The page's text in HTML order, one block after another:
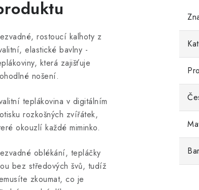
rostoucí kalhoty z
elastické bavlny -
která zajišťuje
nošení.
teplákovina v digitálním
rozkošných zvířátek,
okouzlí každé miminko.
oblékání, tepláčky
bez středových švů, tudíž
zkoumat, co je